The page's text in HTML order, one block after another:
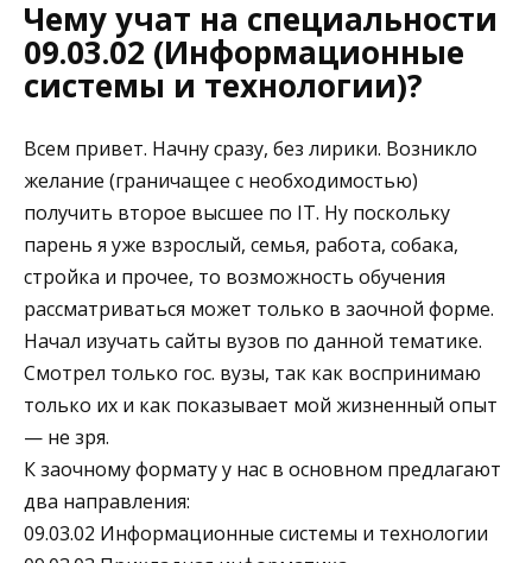
Чему учат на специальности
09.03.02 (Информационные
системы и технологии)?
Всем привет. Начну сразу, без лирики. Возникло
желание (граничащее с необходимостью)
получить второе высшее по IT. Ну поскольку
парень я уже взрослый, семья, работа, собака,
стройка и прочее, то возможность обучения
рассматриваться может только в заочной форме.
Начал изучать сайты вузов по данной тематике.
Смотрел только гос. вузы, так как воспринимаю
только их и как показывает мой жизненный опыт
— не зря.
К заочному формату у нас в основном предлагают
два направления:
09.03.02 Информационные системы и технологии